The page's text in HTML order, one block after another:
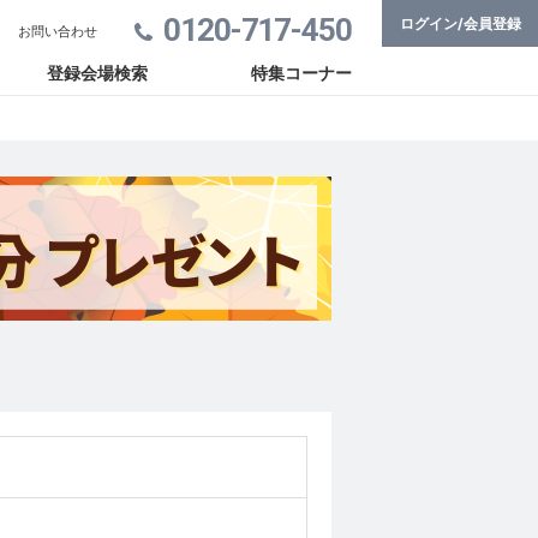
0120-717-450
登録会場検索 特集コーナー
お問い合わせ ログイン/会員登録